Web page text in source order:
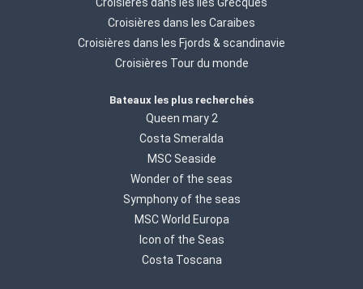
Croisières dans les Caraibes
Croisières dans les Fjords & scandinavie
Croisières Tour du monde
Bateaux les plus recherchés
Queen mary 2
Costa Smeralda
MSC Seaside
Wonder of the seas
Symphony of the seas
MSC World Europa
Icon of the Seas
Costa Toscana